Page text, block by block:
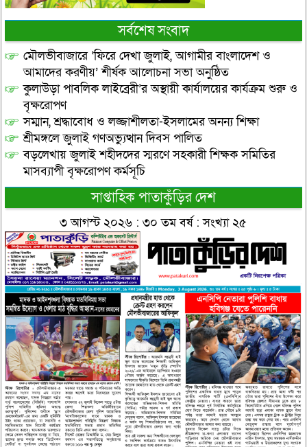
সর্বশেষ সংবাদ
মৌলভীবাজারে ‘ফিরে দেখা জুলাই, আগামীর বাংলাদেশ ও
আমাদের করণীয়’ শীর্ষক আলোচনা সভা অনুষ্ঠিত
কুলাউড়া পাবলিক লাইব্রেরী’র অস্থায়ী কার্যালয়ের কার্যক্রম শুরু ও
বৃক্ষরোপণ
সম্মান, শ্রদ্ধাবোধ ও লজ্জাশীলতা-ইসলামের অনন্য শিক্ষা
শ্রীমঙ্গলে জুলাই গণঅভ্যুত্থান দিবস পালিত
বড়লেখায় জুলাই শহীদদের স্মরণে সহকারী শিক্ষক সমিতির
মাসব্যাপী বৃক্ষরোপণ কর্মসূচি
সাপ্তাহিক পাতাকুঁড়ির দেশ
৩ আগস্ট ২০২৬ : ৩০ তম বর্ষ : সংখ্যা ২৫